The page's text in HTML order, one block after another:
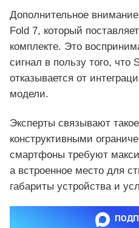
Дополнительное
Fold 7, который
комплекте. Это
сигнал в пользу того, что
отказывается от
модели.
Эксперты связывают
конструктивными
смартфоны требуют
а встроенное место для
габариты устройства и